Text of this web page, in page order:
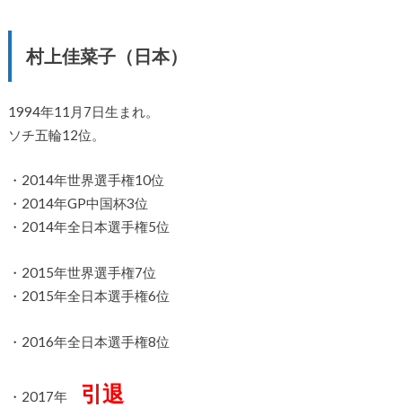
村上佳菜子（日本）
1994年11月7日生まれ。
ソチ五輪12位。
・2014年世界選手権10位
・2014年GP中国杯3位
・2014年全日本選手権5位
・2015年世界選手権7位
・2015年全日本選手権6位
・2016年全日本選手権8位
・2017年 引退